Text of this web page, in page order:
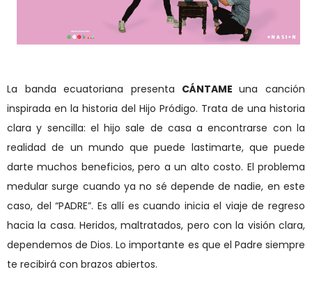
La banda ecuatoriana presenta CÁNTAMEuna canción
inspirada en la historia del Hijo Pródigo. Trata de una historia
clara y sencilla: el hijo sale de casa a encontrarse con la
realidad de un mundo que puede lastimarte, que puede
darte muchos beneficios, pero a un alto costo. El problema
medular surge cuando ya no sé depende de nadie, en este
caso, del “PADRE”. Es allí es cuando inicia el viaje de regreso
hacia la casa. Heridos, maltratados, pero con la visión clara,
dependemos de Dios. Lo importante es que el Padre siempre
te recibirá con brazos abiertos.